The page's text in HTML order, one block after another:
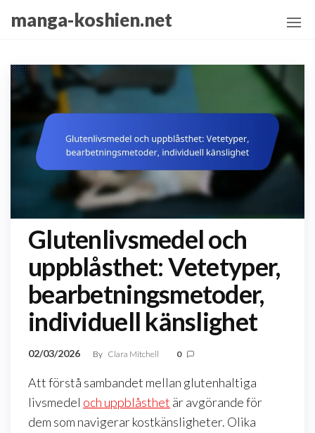
content
manga-koshien.net
Glutenlivsmedel och
uppblåsthet: Vetetyper,
bearbetningsmetoder,
individuell känslighet
02/03/2026 By Clara Mitchell 0
Att förstå sambandet mellan glutenhaltiga
livsmedel och uppblåsthet är avgörande för
dem som navigerar kostkänsligheter. Olika